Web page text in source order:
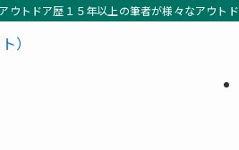
トドア歴１５年以上の筆者が様々なアウトド